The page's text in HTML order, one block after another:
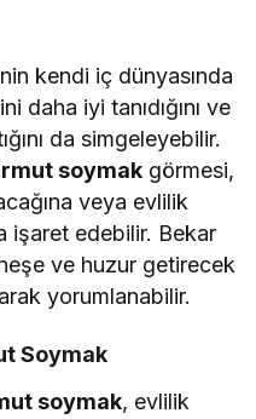
kendi iç dünyasında
daha iyi tanıdığını ve
da simgeleyebilir.
soymak görmesi,
veya evlilik
işaret edebilir. Bekar
ve huzur getirecek
yorumlanabilir.
Soymak
soymak, evlilik